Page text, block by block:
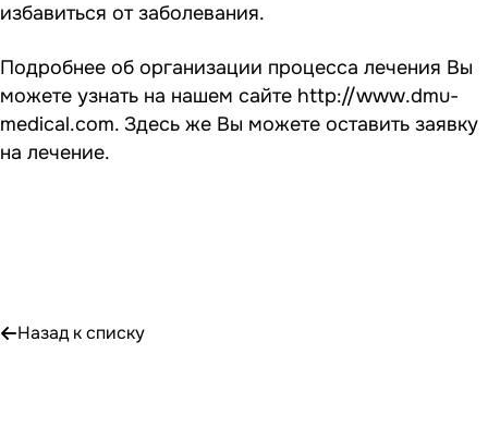
избавиться от заболевания.
Подробнее об организации процесса лечения Вы
можете узнать на нашем сайте http://www.dmu-
medical.com. Здесь же Вы можете оставить заявку
на лечение.
Назад к списку